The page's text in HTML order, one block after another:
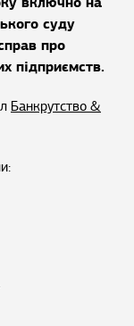
суду
про
підприємств.
Банкрутство &